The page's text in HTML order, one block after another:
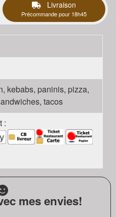
Livraison
Précommande pour 18h45
kebabs, paninis, pizza,
tacos
:
mes envies!